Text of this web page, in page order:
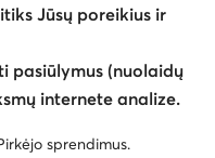
Jūsų poreikius ir
pasiūlymus (nuolaidų
internete analize.
sprendimus.